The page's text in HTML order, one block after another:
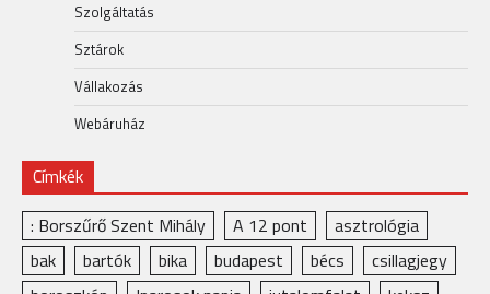
Szolgáltatás
Sztárok
Vállakozás
Webáruház
Címkék
: Borszűrő Szent Mihály
A 12 pont
asztrológia
bak
bartók bika budapest bécs
csillagjegy